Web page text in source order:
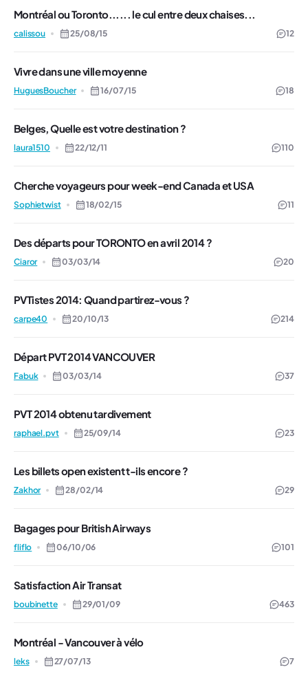
Montréal ou Toronto...... le cul entre deux chaises...
calissou 25/08/15 12
Vivre dans une ville moyenne
HuguesBoucher 16/07/15 18
Belges, Quelle est votre destination ?
laura1510 22/12/11 110
Cherche voyageurs pour week-end Canada et USA
Sophietwist 18/02/15 11
Des départs pour TORONTO en avril 2014 ?
Ciaror 03/03/14 20
PVTistes 2014: Quand partirez-vous ?
carpe40 20/10/13 214
Départ PVT 2014 VANCOUVER
Fabuk 03/03/14 37
PVT 2014 obtenu tardivement
raphael.pvt 25/09/14 23
Les billets open existent t-ils encore ?
Zakhor 28/02/14 29
Bagages pour British Airways
fliflo 06/10/06 101
Satisfaction Air Transat
boubinette 29/01/09 463
Montréal - Vancouver à vélo
leks 27/07/13 7